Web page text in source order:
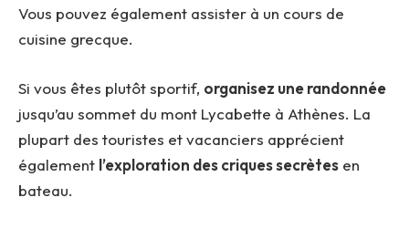
Vous pouvez également assister à un cours de
cuisine grecque.
Si vous êtes plutôt sportif, organisez une randonnée
jusqu’au sommet du mont Lycabette à Athènes. La
plupart des touristes et vacanciers apprécient
également l’exploration des criques secrètes en
bateau.